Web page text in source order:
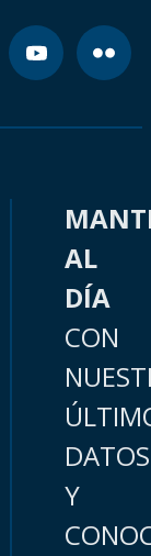
AL
DÍA
CON
DATOS
Y